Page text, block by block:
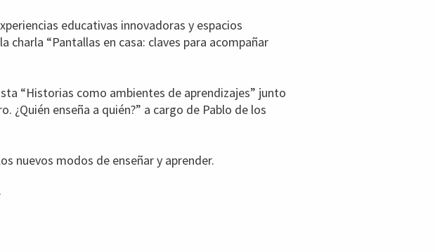
educativas innovadoras y espacios
“Pantallas en casa: claves para acompañar
“Historias como ambientes de aprendizajes” junto
¿Quién enseña a quién?” a cargo de Pablo de los
nuevos modos de enseñar y aprender.